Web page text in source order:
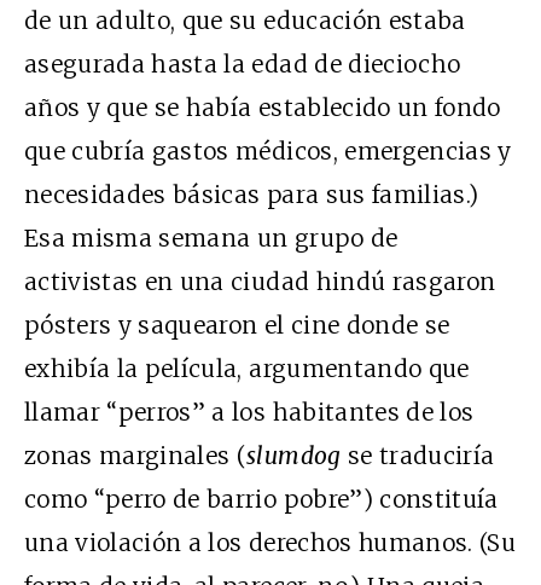
de un adulto, que su educación estaba
asegurada hasta la edad de dieciocho
años y que se había establecido un fondo
que cubría gastos médicos, emergencias y
necesidades básicas para sus familias.)
Esa misma semana un grupo de
activistas en una ciudad hindú rasgaron
pósters y saquearon el cine donde se
exhibía la película, argumentando que
llamar “perros” a los habitantes de los
zonas marginales (slumdog se traduciría
como “perro de barrio pobre”) constituía
una violación a los derechos humanos. (Su